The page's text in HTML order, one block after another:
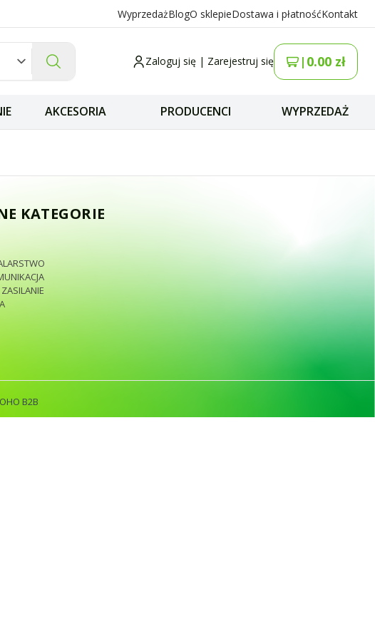
WyprzedażBlogO sklepieDostawa i płatnośćKontakt
Zaloguj się | Zarejestruj się | 0.00 zł
AKCESORIA PRODUCENCI WYPRZEDAŻ
Whip odbiór
KATEGORIE
B2B